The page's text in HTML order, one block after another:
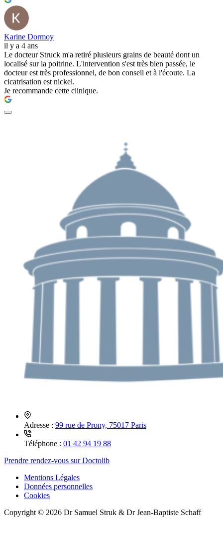
Karine Dormoy
il y a 4 ans
Le docteur Struck m'a retiré plusieurs grains de beauté dont un
localisé sur la poitrine. L'intervention s'est très bien passée, le
docteur est très professionnel, de bon conseil et à l'écoute. La
cicatrisation est nickel.
Je recommande cette clinique.
Adresse : 99 rue de Prony, 75017 Paris
Téléphone : 01 42 94 19 88
Prendre rendez-vous sur Doctolib
Mentions Légales
Données personnelles
Cookies
Copyright © 2026 Dr Samuel Struk & Dr Jean-Baptiste Schaff